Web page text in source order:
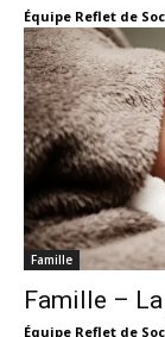
Équipe Reflet de
Famille
Famille –
Équipe Reflet de